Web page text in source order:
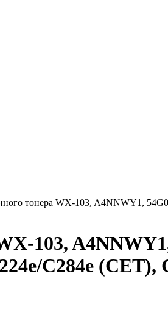
тонера WX-103, A4NNWY1,
103,
C284e (CET),